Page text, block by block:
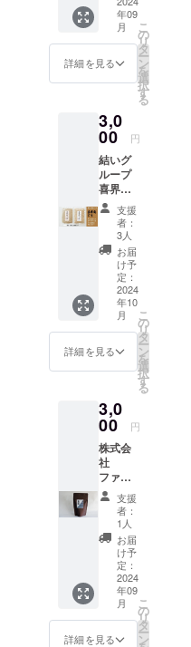
無く、
サイ
ダーの
甘みと
天然塩
が抜群
なバニ
のかに
⾹る喜
界島の
島サイ
ダー。
海岸で
感じる
島⾵の
ような
味わい
を 是⾮
ご賞味
い。
【なみ
ダー】
内容量 :
340ml
瓶 品名
: 炭酸飲
料 原材
料名 :
糖類 ・
塩(喜界
島産) ・
炭酸 ・
酸味料
・ 香料
食塩、
一部に
小麦粉
を含む
島酒
造、俊
寛 720
ｍｌ 永
年受け
継がれ
でじっ
くりと
醸し、
甕容器
での熟
成が生
み出す
ほのか
な香り
とコク
が楽し
める商
品で
す。 酒
類を購
入でき
る権
りしま
す。 免
許を有
する協
力事業
者から
酒類を
購入で
きる権
利・チ
ケット
通信販
売酒類
小売業
免許を
有する
喜界島
年09
月
詳細を見る
こ
の
リ
タ
ー
ン
を
選
択
す
る
3,0
00 円
結いグ
ループ
喜界島
ごま、
喜界島
は黒糖
の一大
産地
で、国
産白ご
まの7割
が喜界
島で生
産され
てお
り、生
本一を
誇って
いま
す。 結
いグ
ループ
喜界
は、喜
界島の
農作物
を使っ
た産品
をつく
ること
で、喜
界島と
農家に
支援
者：
3人
お届
け予
定：
2024
年10
月
詳細を見る
こ
の
リ
タ
ー
ン
を
選
択
す
る
3,0
00 円
株式会
社
ファー
ムテッ
ク喜
界 黒
砂糖 2
種
100gと
200g 茶
色の
パッ
ケージ
が200g
支援
者：
1人
お届
け予
定：
2024
年09
月
詳細を見る
こ
の
リ
タ
ー
ン